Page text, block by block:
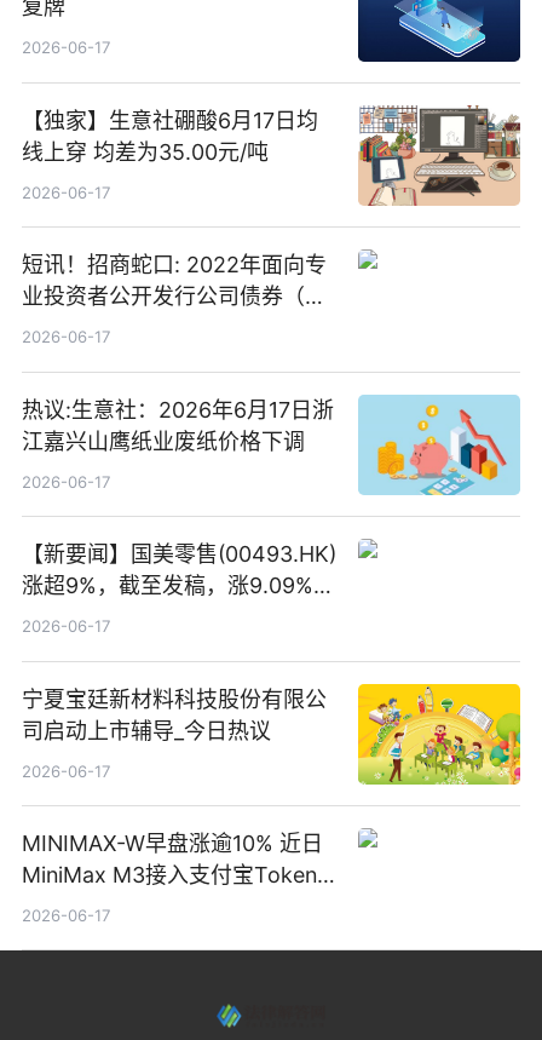
复牌
2026-06-17
【独家】生意社硼酸6月17日均
线上穿 均差为35.00元/吨
2026-06-17
短讯！招商蛇口: 2022年面向专
业投资者公开发行公司债券（第
二期）（品种二）2026年付息公
2026-06-17
热议:生意社：2026年6月17日浙
江嘉兴山鹰纸业废纸价格下调
2026-06-17
【新要闻】国美零售(00493.HK)
涨超9%，截至发稿，涨9.09%，
报0.012港元，成交额37.26万港
2026-06-17
宁夏宝廷新材料科技股份有限公
司启动上市辅导_今日热议
2026-06-17
MINIMAX-W早盘涨逾10% 近日
MiniMax M3接入支付宝Token
Pay
2026-06-17